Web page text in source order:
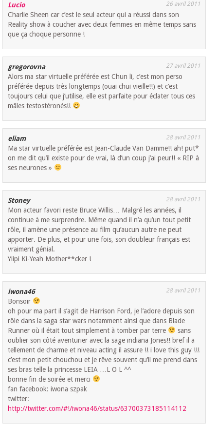
Lucio 26 avril 2011
Charlie Sheen car c’est le seul acteur qui a réussi dans son
Reality show à coucher avec deux femmes en même temps sans
que ça choque personne !
gregorovna 27 avril 2011
Alors ma star virtuelle préférée est Chun li, c’est mon perso
préférée depuis très longtemps (ouai chui vieille!!) et c’est
toujours celui que j’utilise, elle est parfaite pour éclater tous ces
mâles testostéronés!!
eliam 28 avril 2011
Ma star virtuelle préférée est Jean-Claude Van Damme!! ah! put*
on me dit qu’il existe pour de vrai, là d’un coup j’ai peur!! « RIP à
ses neurones »
Stoney 28 avril 2011
Mon acteur favori reste Bruce Willis… Malgré les années, il
continue à me surprendre. Même quand il n’a qu’un tout petit
rôle, il amène une présence au film qu’aucun autre ne peut
apporter. De plus, et pour une fois, son doubleur français est
vraiment génial.
Yiipi Ki-Yeah Mother**cker !
iwona46 28 avril 2011
Bonsoir
oh pour ma part il s’agit de Harrison Ford, je l’adore depuis son
rôle dans la saga star wars notamment ainsi que dans Blade
Runner où il était tout simplement à tomber par terre
sans
oublier son côté aventurier avec la sage indiana Jones!! bref il a
tellement de charme et niveau acting il assure !! i love this guy !!!
c’est mon petit chouchou et je rêve souvent qu’il me prend dans
ses bras telle la princesse LEIA …L O L ^^
bonne fin de soirée et merci
fan facebook: iwona szpak
twitter:
http://twitter.com/#!/iwona46/status/63700373185114112